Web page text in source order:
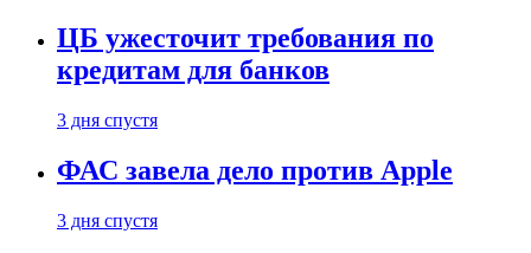
ЦБ ужесточит требования по
кредитам для банков
3 дня спустя
ФАС завела дело против Apple
3 дня спустя